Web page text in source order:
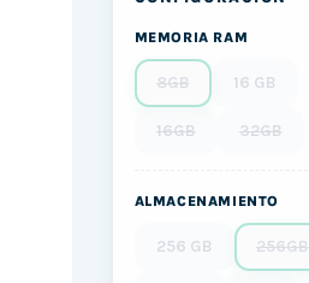
MEMORIA RAM
8GB 16 GB
16GB 32GB
ALMACENAMIENTO
256 GB 256GB